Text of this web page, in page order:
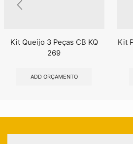
Kit Queijo 3 Peças CB KQ
269
ADD ORÇAMENTO
Kit